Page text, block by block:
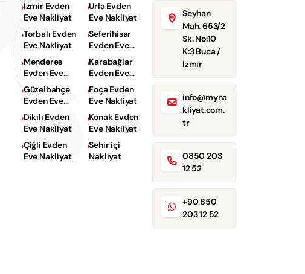
İzmir Evden
Eve Nakliyat
Urla Evden
Eve Nakliyat
Torbalı Evden
Eve Nakliyat
Seferihisar
Evden Eve
Nakliyat
Menderes
Evden Eve
Nakliyat
Karabağlar
Evden Eve
Nakliyat
Güzelbahçe
Evden Eve
Nakliyat
Foça Evden
Eve Nakliyat
Dikili Evden
Eve Nakliyat
Konak Evden
Eve Nakliyat
Çiğli Evden
Eve Nakliyat
Sehir içi
Nakliyat
Seyhan
Mah. 653/2
Sk. No:10
K:3 Buca /
İzmir
info@myna
kliyat.com.
tr
0850 203
12 52
+90 850
203 12 52